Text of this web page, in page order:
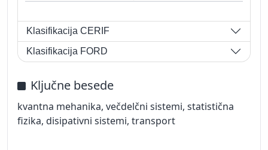
Klasifikacija CERIF
Klasifikacija FORD
Ključne besede
kvantna mehanika, večdelčni sistemi, statistična
fizika, disipativni sistemi, transport